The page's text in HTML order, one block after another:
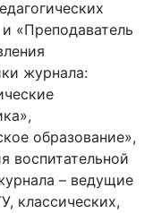
«Преподаватель
журнала:
образование»,
воспитательной
– ведущие
классических,